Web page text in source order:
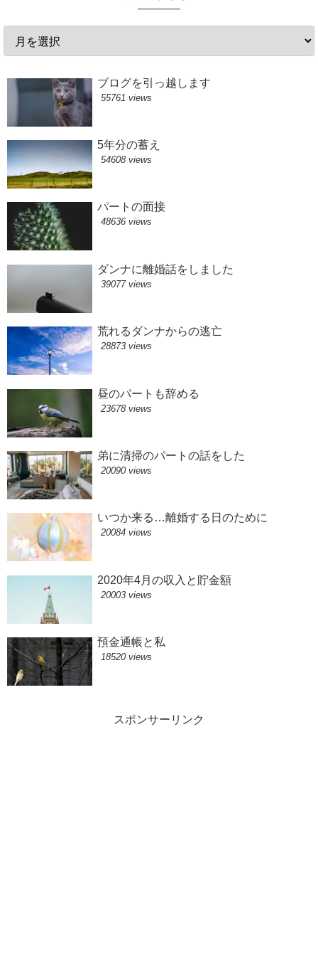
ブログを引っ越します
55761 views
5年分の蓄え
54608 views
パートの面接
48636 views
ダンナに離婚話をしました
39077 views
荒れるダンナからの逃亡
28873 views
昼のパートも辞める
23678 views
弟に清掃のパートの話をした
20090 views
いつか来る…離婚する日のために
20084 views
2020年4月の収入と貯金額
20003 views
預金通帳と私
18520 views
スポンサーリンク